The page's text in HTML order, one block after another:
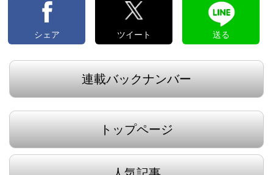
シェア ツイート 送る
連載バックナンバー
トップページ